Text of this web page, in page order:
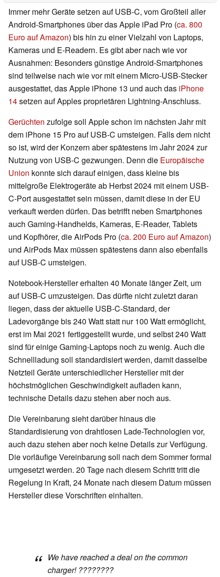
Immer mehr Geräte setzen auf USB-C, vom Großteil aller
Android-Smartphones über das Apple iPad Pro (ca. 800
Euro auf Amazon) bis hin zu einer Vielzahl von Laptops,
Kameras und E-Readern. Es gibt aber nach wie vor
Ausnahmen: Besonders günstige Android-Smartphones
sind teilweise nach wie vor mit einem Micro-USB-Stecker
ausgestattet, das Apple iPhone 13 und auch das iPhone
14setzen auf Apples proprietären Lightning-Anschluss.
Gerüchten zufolge soll Apple schon im nächsten Jahr mit
dem iPhone 15 Pro auf USB-C umsteigen. Falls dem nicht
so ist, wird der Konzern aber spätestens im Jahr 2024 zur
Nutzung von USB-C gezwungen. Denn die Europäische
Union konnte sich darauf einigen, dass kleine bis
mittelgroße Elektrogeräte ab Herbst 2024 mit einem USB-
C-Port ausgestattet sein müssen, damit diese in der EU
verkauft werden dürfen. Das betrifft neben Smartphones
auch Gaming-Handhelds, Kameras, E-Reader, Tablets
und Kopfhörer, die AirPods Pro (ca. 200 Euro auf Amazon)
und AirPods Max müssen spätestens dann also ebenfalls
auf USB-C umsteigen.
Notebook-Hersteller erhalten 40 Monate länger Zeit, um
auf USB-C umzusteigen. Das dürfte nicht zuletzt daran
liegen, dass der aktuelle USB-C-Standard, der
Ladevorgänge bis 240 Watt statt nur 100 Watt ermöglicht,
erst im Mai 2021 fertiggestellt wurde, und selbst 240 Watt
sind für einige Gaming-Laptops noch zu wenig. Auch die
Schnellladung soll standardisiert werden, damit dasselbe
Netzteil Geräte unterschiedlicher Hersteller mit der
höchstmöglichen Geschwindigkeit aufladen kann,
technische Details dazu stehen aber noch aus.
Die Vereinbarung sieht darüber hinaus die
Standardisierung von drahtlosen Lade-Technologien vor,
auch dazu stehen aber noch keine Details zur Verfügung.
Die vorläufige Vereinbarung soll nach dem Sommer formal
umgesetzt werden. 20 Tage nach diesem Schritt tritt die
Regelung in Kraft, 24 Monate nach diesem Datum müssen
Hersteller diese Vorschriften einhalten.
We have reached a deal on the common
charger! ????????